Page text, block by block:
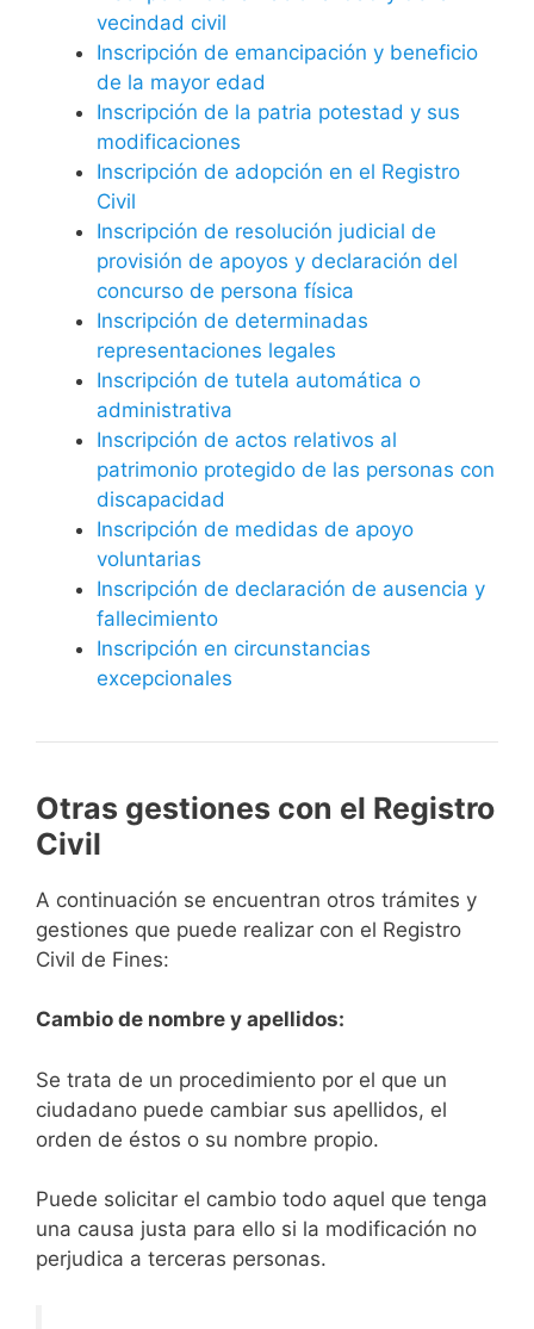
vecindad civil
Inscripción de emancipación y beneficio
de la mayor edad
Inscripción de la patria potestad y sus
modificaciones
Inscripción de adopción en el Registro
Civil
Inscripción de resolución judicial de
provisión de apoyos y declaración del
concurso de persona física
Inscripción de determinadas
representaciones legales
Inscripción de tutela automática o
administrativa
Inscripción de actos relativos al
patrimonio protegido de las personas con
discapacidad
Inscripción de medidas de apoyo
voluntarias
Inscripción de declaración de ausencia y
fallecimiento
Inscripción en circunstancias
excepcionales
Otras gestiones con el Registro
Civil
A continuación se encuentran otros trámites y
gestiones que puede realizar con el Registro
Civil de Fines:
Cambio de nombre y apellidos:
Se trata de un procedimiento por el que un
ciudadano puede cambiar sus apellidos, el
orden de éstos o su nombre propio.
Puede solicitar el cambio todo aquel que tenga
una causa justa para ello si la modificación no
perjudica a terceras personas.